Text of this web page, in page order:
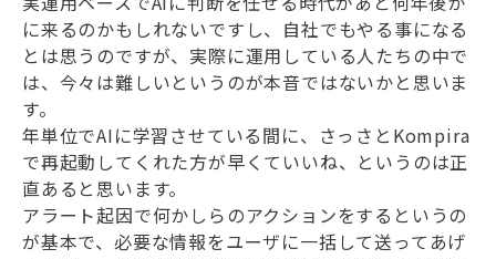
に来るのかもしれないですし、自社でもやる事になる
とは思うのですが、実際に運用している人たちの中で
は、今々は難しいというのが本音ではないかと思いま
す。
年単位でAIに学習させている間に、さっさとKompira
で再起動してくれた方が早くていいね、というのは正
直あると思います。
アラート起因で何かしらのアクションをするというの
が基本で、必要な情報をユーザに一括して送ってあげ